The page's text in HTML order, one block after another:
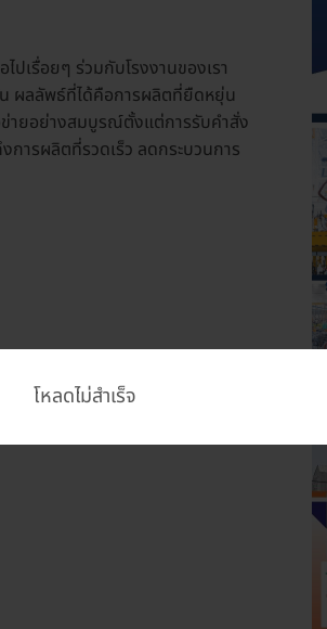
โหลดไม่สำเร็จ
ปเรื่อยๆ ร่วมกับโรงงานของเรา
น ผลลัพธ์ที่ได้คือการผลิตที่ยืดหยุ่น
ข่ายอย่างสมบูรณ์ตั้งแต่การรับคำสั่ง
การผลิตที่รวดเร็ว ลดกระบวนการ